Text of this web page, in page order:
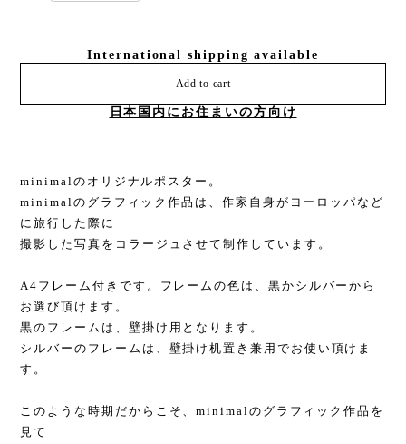
International shipping available
Add to cart
日本国内にお住まいの方向け
minimalのオリジナルポスター。
minimalのグラフィック作品は、作家自身がヨーロッパなど
に旅行した際に
撮影した写真をコラージュさせて制作しています。
A4フレーム付きです。フレームの色は、黒かシルバーから
お選び頂けます。
黒のフレームは、壁掛け用となります。
シルバーのフレームは、壁掛け机置き兼用でお使い頂けま
す。
このような時期だからこそ、minimalのグラフィック作品を
見て